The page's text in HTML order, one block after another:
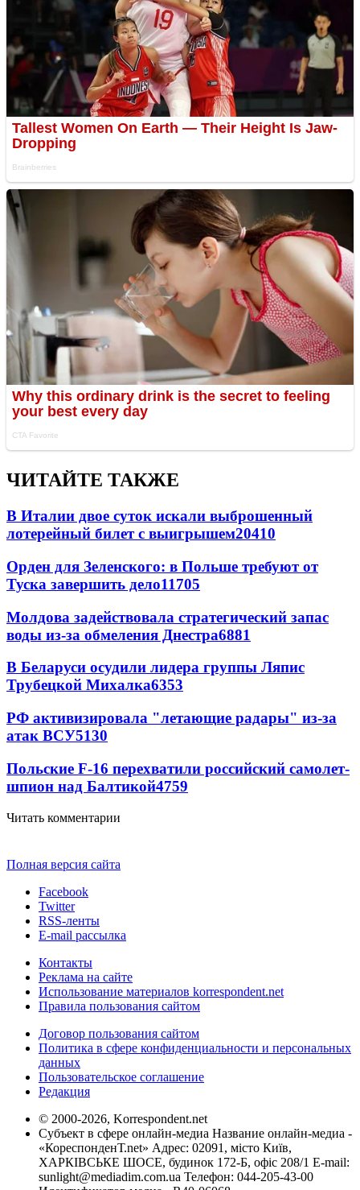
ЧИТАЙТЕ ТАКЖЕ
В Италии двое суток искали выброшенный
лотерейный билет с выигрышем20410
Орден для Зеленского: в Польше требуют от
Туска завершить дело11705
Молдова задействовала стратегический запас
воды из-за обмеления Днестра6881
В Беларуси осудили лидера группы Ляпис
Трубецкой Михалка6353
РФ активизировала "летающие радары" из-за
атак ВСУ5130
Польские F-16 перехватили российский самолет-
шпион над Балтикой4759
Читать комментарии
Полная версия сайта
Facebook
Twitter
RSS-ленты
E-mail рассылка
Контакты
Реклама на сайте
Использование материалов korrespondent.net
Правила пользования сайтом
Договор пользования сайтом
Политика в сфере конфиденциальности и персональных
данных
Пользовательское соглашение
Редакция
© 2000-2026, Korrespondent.net
Субъект в сфере онлайн-медиа Название онлайн-медиа -
«КореспонденТ.net» Адрес: 02091, місто Київ,
ХАРКІВСЬКЕ ШОСЕ, будинок 172-Б, офіс 208/1 E-mail:
sunlight@mediadim.com.ua Телефон: 044-205-43-00